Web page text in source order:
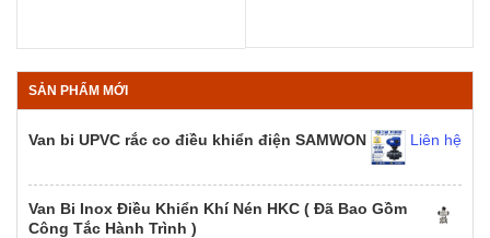
SẢN PHẨM MỚI
Van bi UPVC rắc co điều khiển điện SAMWON Liên hệ
Van Bi Inox Điều Khiển Khí Nén HKC ( Đã Bao Gồm
Công Tắc Hành Trình )